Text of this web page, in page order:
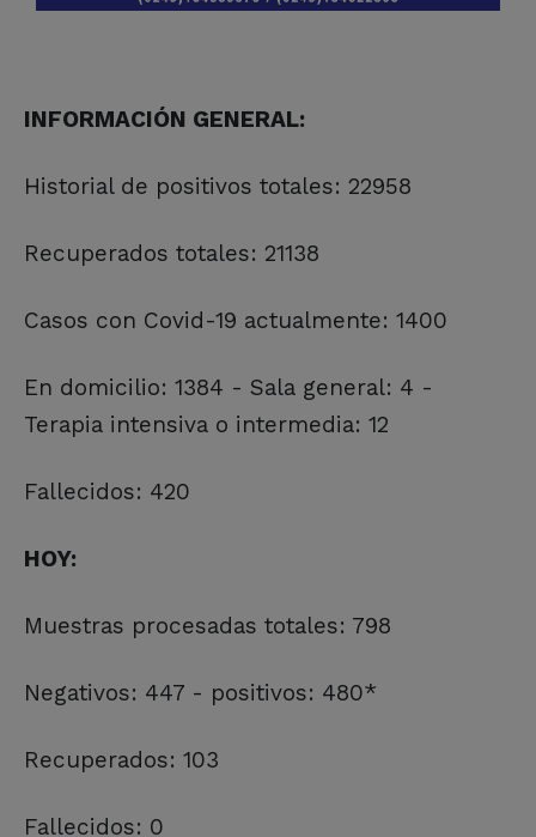
INFORMACIÓN GENERAL:
Historial de positivos totales: 22958
Recuperados totales: 21138
Casos con Covid-19 actualmente: 1400
En domicilio: 1384 - Sala general: 4 -
Terapia intensiva o intermedia: 12
Fallecidos: 420
HOY:
Muestras procesadas totales: 798
Negativos: 447 - positivos: 480*
Recuperados: 103
Fallecidos: 0